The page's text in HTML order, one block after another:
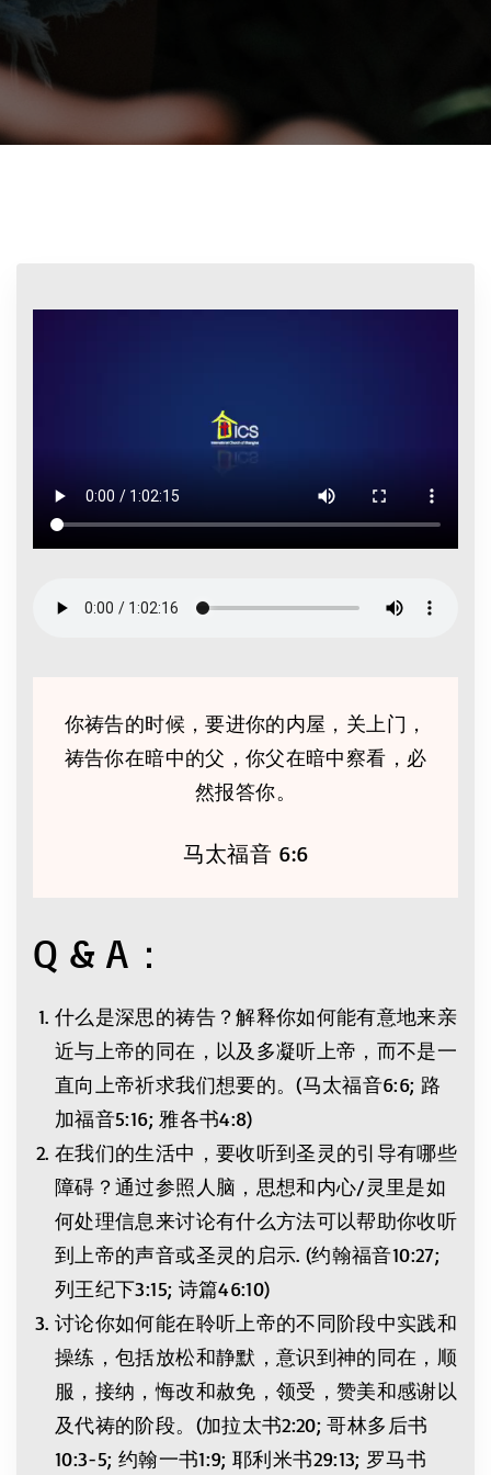
你祷告的时候，要进你的内屋，关上门，
祷告你在暗中的父，你父在暗中察看，必
然报答你。
马太福音 6:6
Q & A：
什么是深思的祷告？解释你如何能有意地来亲
近与上帝的同在，以及多凝听上帝，而不是一
直向上帝祈求我们想要的。(马太福音6:6; 路
加福音5:16; 雅各书4:8)
在我们的生活中，要收听到圣灵的引导有哪些
障碍？通过参照人脑，思想和内心/灵里是如
何处理信息来讨论有什么方法可以帮助你收听
到上帝的声音或圣灵的启示. (约翰福音10:27;
列王纪下3:15; 诗篇46:10)
讨论你如何能在聆听上帝的不同阶段中实践和
操练，包括放松和静默，意识到神的同在，顺
服，接纳，悔改和赦免，领受，赞美和感谢以
及代祷的阶段。(加拉太书2:20; 哥林多后书
10:3-5; 约翰一书1:9; 耶利米书29:13; 罗马书